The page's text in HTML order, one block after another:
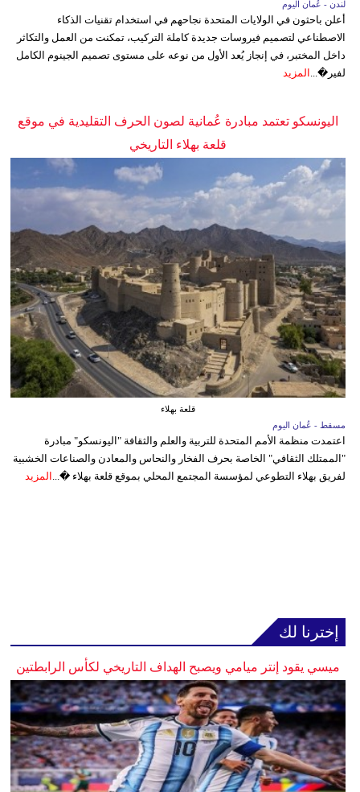
لندن - عُمان اليوم
أعلن باحثون في الولايات المتحدة نجاحهم في استخدام تقنيات الذكاء
الاصطناعي لتصميم فيروسات جديدة كاملة التركيب، تمكنت من العمل والتكاثر
داخل المختبر، في إنجاز يُعد الأول من نوعه على مستوى تصميم الجينوم الكامل
لفير�... المزيد
اليونسكو تعتمد مبادرة عُمانية لصون الحرف التقليدية في موقع
قلعة بهلاء التاريخي
قلعة بهلاء
مسقط - عُمان اليوم
اعتمدت منظمة الأمم المتحدة للتربية والعلم والثقافة "اليونسكو" مبادرة
"الممتلك الثقافي" الخاصة بحرف الفخار والنحاس والمعادن والصناعات الخشبية
لفريق بهلاء التطوعي لمؤسسة المجتمع المحلي بموقع قلعة بهلاء �... المزيد
إخترنا لك
ميسي يقود إنتر ميامي ويصبح الهداف التاريخي لكأس الرابطتين